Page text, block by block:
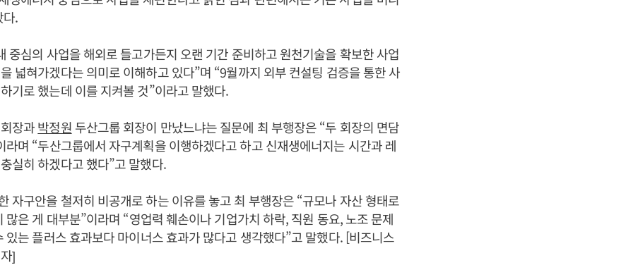
.
중심의 사업을 해외로 들고가든지 오랜 기간 준비하고 원천기술을 확보한 사업
넓혀가겠다는 의미로 이해하고 있다”며 “9월까지 외부 컨설팅 검증을 통한 사
기로 했는데 이를 지켜볼 것”이라고 말했다.
장과박정원 두산그룹 회장이 만났느냐는 질문에 최 부행장은 “두 회장의 면담
라며 “두산그룹에서 자구계획을 이행하겠다고 하고 신재생에너지는 시간과 레
실히 하겠다고 했다”고 말했다.
자구안을 철저히 비공개로 하는 이유를 놓고 최 부행장은 “규모나 자산 형태로
많은 게 대부분”이라며 “영업력 훼손이나 기업가치 하락, 직원 동요, 노조 문제
있는 플러스 효과보다 마이너스 효과가 많다고 생각했다”고 말했다. [비즈니스
]